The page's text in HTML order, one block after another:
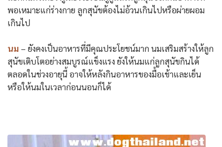
พอเหมาะแก่ร่างกาย ลูกสุนัขต้องไม่อ้วนเกินไปหรือผ่ายผอม
เกินไป
นม – ยังคงเป็นอาหารที่มีคุณประโยชน์มาก นมเสริมสร้างให้ลูก
สุนัขเติบโตอย่างสมบูรณ์แข็งแรง ยังให้นมแก่ลูกสุนัขกินได้
ตลอดในช่วงอายุนี้ อาจให้หลังกินอาหารของมื้อเช้าและเย็น
หรือให้นมในเวลาก่อนนอนก็ได้